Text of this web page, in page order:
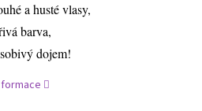
a husté vlasy,
barva,
dojem!